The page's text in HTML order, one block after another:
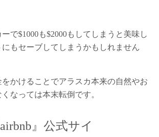
で$1000も$2000もしてしまうと美味し
もセーブしてしまうかもしれません
かけることでアラスカ本来の自然やお
なっては本末転倒です。
』公式サイ